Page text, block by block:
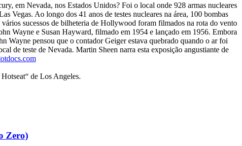
em Nevada, nos Estados Unidos? Foi o local onde 928 armas nucleares
Vegas. Ao longo dos 41 anos de testes nucleares na área, 100 bombas
sucessos de bilheteria de Hollywood foram filmados na rota do vento
Wayne e Susan Hayward, filmado em 1954 e lançado em 1956. Embora
Wayne pensou que o contador Geiger estava quebrado quando o ar foi
de teste de Nevada. Martin Sheen narra esta exposição angustiante de
de Los Angeles.
Zero)